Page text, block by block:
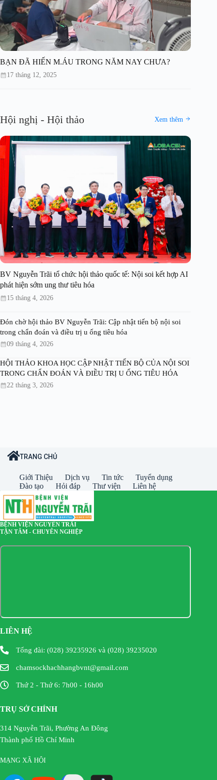
BẠN ĐÃ HIẾN M.ÁU TRONG NĂM NAY CHƯA?
17 tháng 12, 2025
Hội nghị - Hội thảo Xem thêm
BV Nguyễn Trãi tổ chức hội thảo quốc tế: Nội soi kết hợp AI
phát hiện sớm ung thư tiêu hóa
15 tháng 4, 2026
Đón chờ hội thảo BV Nguyễn Trãi: Cập nhật tiến bộ nội soi
trong chẩn đoán và điều trị u ống tiêu hóa
09 tháng 4, 2026
HỘI THẢO KHOA HỌC CẬP NHẬT TIẾN BỘ CỦA NỘI SOI
TRONG CHẨN ĐOÁN VÀ ĐIỀU TRỊ U ỐNG TIÊU HÓA
22 tháng 3, 2026
TRANG CHỦ
Giới Thiệu Dịch vụ Tin tức
Tuyển dụng
Đào tạo
Hỏi đáp Thư viện Liên hệ
BỆNH VIỆN NGUYỄN TRÃI
TẬN TÂM - CHUYÊN NGHIỆP
LIÊN HỆ
Tổng đài: (028) 39235926 và (028) 39235020
chamsockhachhangbvnt@gmail.com
Thứ 2 - Thứ 6: 7h00 - 16h00
TRỤ SỞ CHÍNH
314 Nguyễn Trãi, Phường An Đông
Thành phố Hồ Chí Minh
MẠNG XÃ HỘI